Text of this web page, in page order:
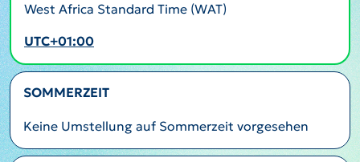
West Africa Standard Time (WAT)
UTC+01:00
SOMMERZEIT
Keine Umstellung auf Sommerzeit vorgesehen